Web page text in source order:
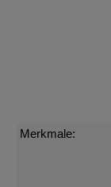
Merkmale: